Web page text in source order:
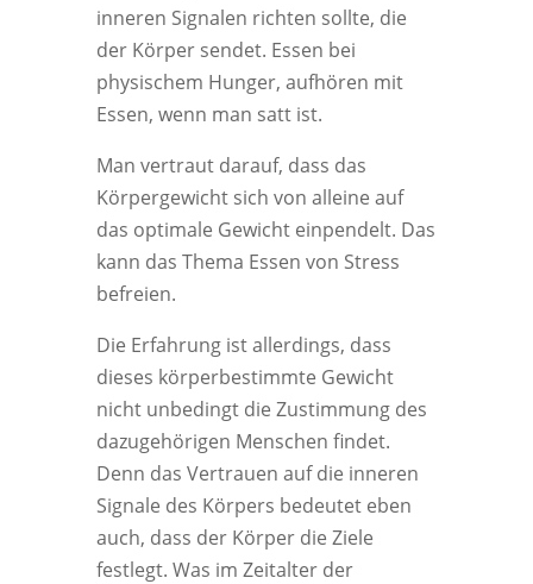
inneren Signalen richten sollte, die
der Körper sendet. Essen bei
physischem Hunger, aufhören mit
Essen, wenn man satt ist.
Man vertraut darauf, dass das
Körpergewicht sich von alleine auf
das optimale Gewicht einpendelt. Das
kann das Thema Essen von Stress
befreien.
Die Erfahrung ist allerdings, dass
dieses körperbestimmte Gewicht
nicht unbedingt die Zustimmung des
dazugehörigen Menschen findet.
Denn das Vertrauen auf die inneren
Signale des Körpers bedeutet eben
auch, dass der Körper die Ziele
festlegt. Was im Zeitalter der